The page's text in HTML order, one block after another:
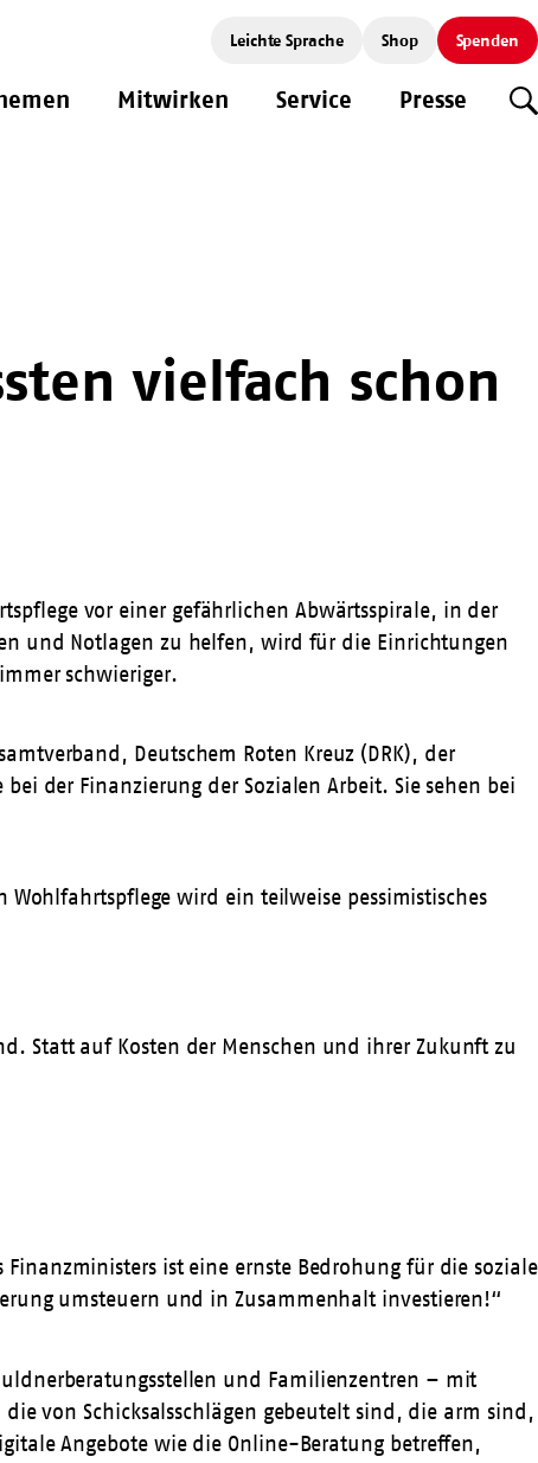
Leichte Sprache Shop Spenden
Mitwirken Service Presse
vielfach schon
vor einer gefährlichen Abwärtsspirale, in der
und Notlagen zu helfen, wird für die Einrichtungen
schwieriger.
Deutschem Roten Kreuz (DRK), der
der Finanzierung der Sozialen Arbeit. Sie sehen bei
Wohlfahrtspflege wird ein teilweise pessimistisches
Statt auf Kosten der Menschen und ihrer Zukunft zu
Finanzministers ist eine ernste Bedrohung für die soziale
umsteuern und in Zusammenhalt investieren!“
und Familienzentren – mit
von Schicksalsschlägen gebeutelt sind, die arm sind,
Angebote wie die Online-Beratung betreffen,